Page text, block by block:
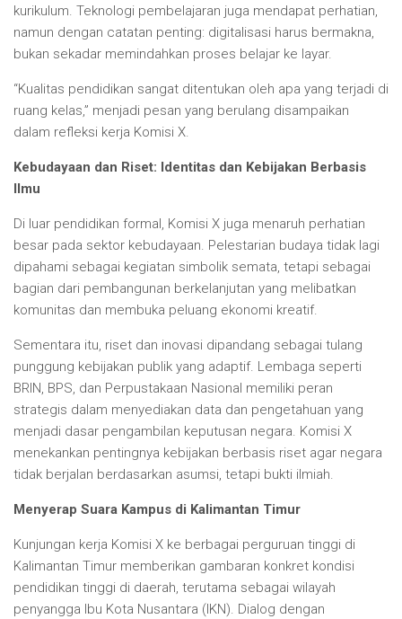
kurikulum. Teknologi pembelajaran juga mendapat perhatian,
namun dengan catatan penting: digitalisasi harus bermakna,
bukan sekadar memindahkan proses belajar ke layar.
“Kualitas pendidikan sangat ditentukan oleh apa yang terjadi di
ruang kelas,” menjadi pesan yang berulang disampaikan
dalam refleksi kerja Komisi X.
Kebudayaan dan Riset: Identitas dan Kebijakan Berbasis
Ilmu
Di luar pendidikan formal, Komisi X juga menaruh perhatian
besar pada sektor kebudayaan. Pelestarian budaya tidak lagi
dipahami sebagai kegiatan simbolik semata, tetapi sebagai
bagian dari pembangunan berkelanjutan yang melibatkan
komunitas dan membuka peluang ekonomi kreatif.
Sementara itu, riset dan inovasi dipandang sebagai tulang
punggung kebijakan publik yang adaptif. Lembaga seperti
BRIN, BPS, dan Perpustakaan Nasional memiliki peran
strategis dalam menyediakan data dan pengetahuan yang
menjadi dasar pengambilan keputusan negara. Komisi X
menekankan pentingnya kebijakan berbasis riset agar negara
tidak berjalan berdasarkan asumsi, tetapi bukti ilmiah.
Menyerap Suara Kampus di Kalimantan Timur
Kunjungan kerja Komisi X ke berbagai perguruan tinggi di
Kalimantan Timur memberikan gambaran konkret kondisi
pendidikan tinggi di daerah, terutama sebagai wilayah
penyangga Ibu Kota Nusantara (IKN). Dialog dengan